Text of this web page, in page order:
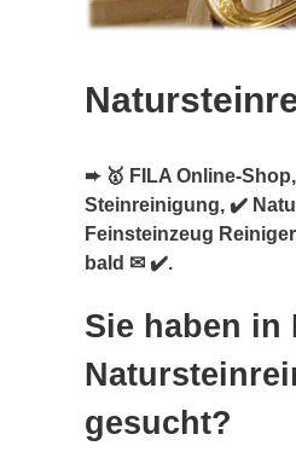
➨ 🥇 FILA Online-
Steinreinigung, ✔️
Feinsteinzeug
bald ✉ ✔️.
Sie haben in
gesucht?